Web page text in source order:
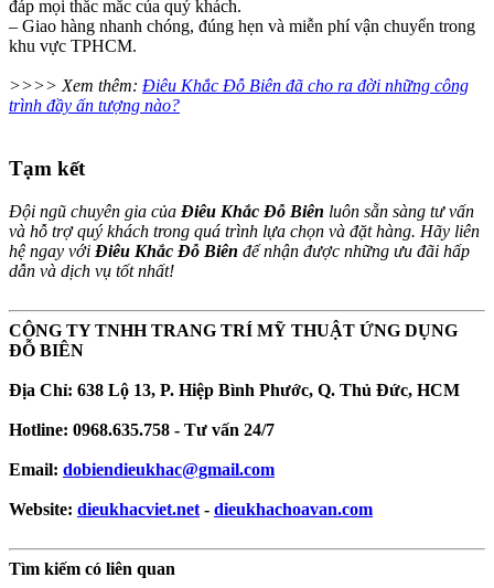
đáp mọi thắc mắc của quý khách.
– Giao hàng nhanh chóng, đúng hẹn và miễn phí vận chuyển trong
khu vực TPHCM.
>>>> Xem thêm: Điêu Khắc Đỗ Biên đã cho ra đời những công
trình đầy ấn tượng nào?
Tạm kết
Đội ngũ chuyên gia của Điêu Khắc Đỗ Biên luôn sẵn sàng tư vấn
và hỗ trợ quý khách trong quá trình lựa chọn và đặt hàng. Hãy liên
hệ ngay với Điêu Khắc Đỗ Biên để nhận được những ưu đãi hấp
dẫn và dịch vụ tốt nhất!
CÔNG TY TNHH TRANG TRÍ MỸ THUẬT ỨNG DỤNG
ĐỖ BIÊN
Địa Chỉ: 638 Lộ 13, P. Hiệp Bình Phước, Q. Thủ Đức, HCM
Hotline: 0968.635.758 - Tư vấn 24/7
Email: dobiendieukhac@gmail.com
Website: dieukhacviet.net - dieukhachoavan.com
Tìm kiếm có liên quan